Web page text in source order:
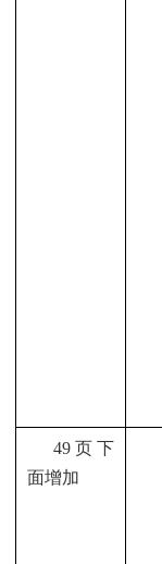
49 页下
面增加